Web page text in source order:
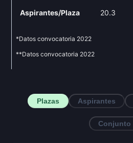
Aspirantes/Plaza 20.3
*Datos convocatoria 2022
**Datos convocatoria 2022
Plazas Aspirantes
Conjunto